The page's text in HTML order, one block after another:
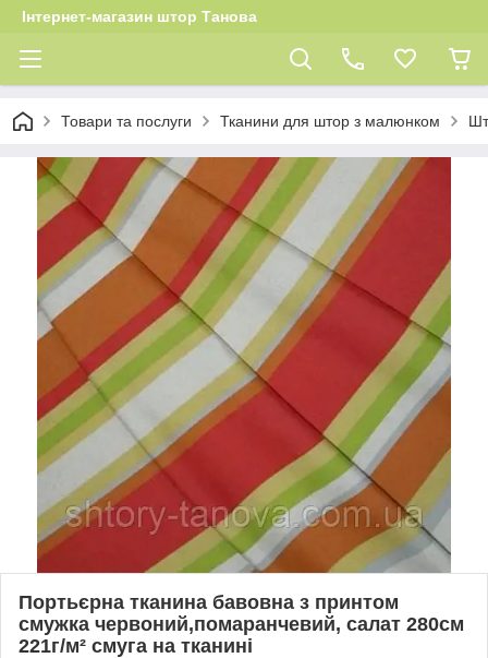
Інтернет-магазин штор Танова
Товари та послуги Тканини для штор з малюнком
Портьєрна тканина бавовна з принтом
смужка червоний,помаранчевий, салат 280см
221г/м² смуга на тканині